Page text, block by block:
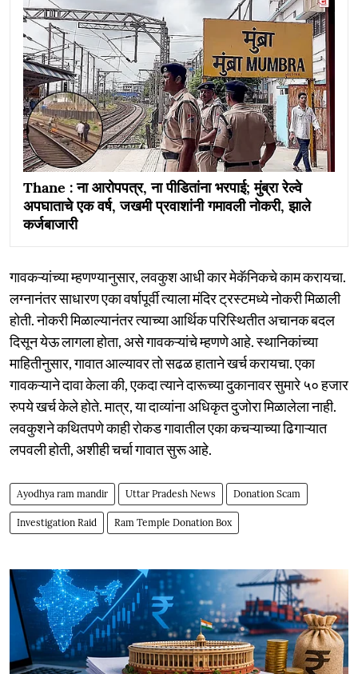
Thane : ना आरोपपत्र, ना पीडितांना भरपाई; मुंब्रा रेल्वे
अपघाताचे एक वर्ष, जखमी प्रवाशांनी गमावली नोकरी, झाले
कर्जबाजारी
गावकऱ्यांच्या म्हणण्यानुसार, लवकुश आधी कार मेकॅनिकचे काम करायचा.
लग्नानंतर साधारण एका वर्षापूर्वी त्याला मंदिर ट्रस्टमध्ये नोकरी मिळाली
होती. नोकरी मिळाल्यानंतर त्याच्या आर्थिक परिस्थितीत अचानक बदल
दिसून येऊ लागला होता, असे गावकऱ्यांचे म्हणणे आहे. स्थानिकांच्या
माहितीनुसार, गावात आल्यावर तो सढळ हाताने खर्च करायचा. एका
गावकऱ्याने दावा केला की, एकदा त्याने दारूच्या दुकानावर सुमारे ५० हजार
रुपये खर्च केले होते. मात्र, या दाव्यांना अधिकृत दुजोरा मिळालेला नाही.
लवकुशने कथितपणे काही रोकड गावातील एका कचऱ्याच्या ढिगाऱ्यात
लपवली होती, अशीही चर्चा गावात सुरू आहे.
Ayodhya ram mandir Uttar Pradesh News Donation Scam
Investigation Raid Ram Temple Donation Box